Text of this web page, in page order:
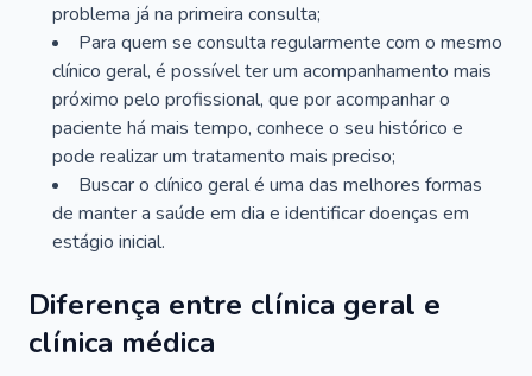
problema já na primeira consulta;
Para quem se consulta regularmente com o mesmo
clínico geral, é possível ter um acompanhamento mais
próximo pelo profissional, que por acompanhar o
paciente há mais tempo, conhece o seu histórico e
pode realizar um tratamento mais preciso;
Buscar o clínico geral é uma das melhores formas
de manter a saúde em dia e identificar doenças em
estágio inicial.
Diferença entre clínica geral e
clínica médica